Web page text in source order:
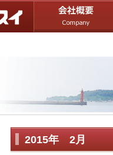
2015年 2月